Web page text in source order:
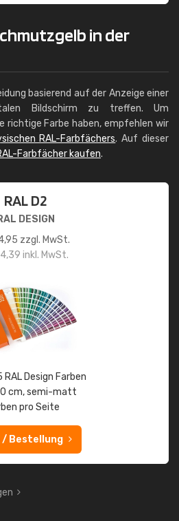
in der
basierend auf der Anzeige einer
Bildschirm zu treffen. Um
richtige Farbe haben, empfehlen wir
RAL-Farbfächers. Auf dieser
Farbfächer kaufen.
RAL D2
DESIGN
zzgl. MwSt.
inkl. MwSt.
RAL Design Farben
cm, semi-matt
pro Seite
/ Bestellung